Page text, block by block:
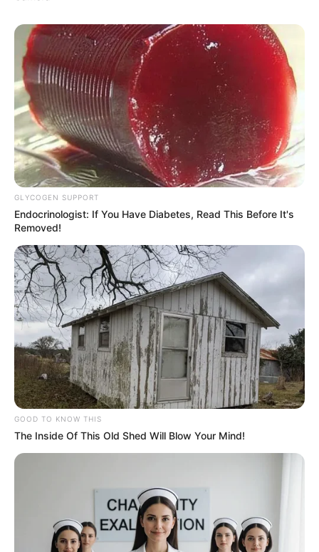
GLYCOGEN SUPPORT
Endocrinologist: If You Have Diabetes, Read This Before It's
Removed!
GOOD TO KNOW THIS
The Inside Of This Old Shed Will Blow Your Mind!